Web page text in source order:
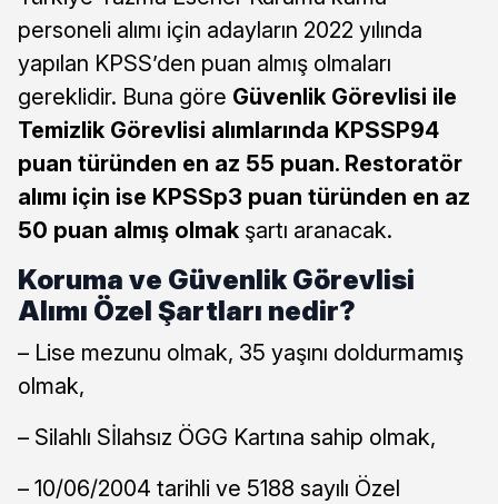
personeli alımı için adayların 2022 yılında
yapılan KPSS’den puan almış olmaları
gereklidir. Buna göre Güvenlik Görevlisi ile
Temizlik Görevlisi alımlarında KPSSP94
puan türünden en az 55 puan. Restoratör
alımı için ise KPSSp3 puan türünden en az
50 puan almış olmak şartı aranacak.
Koruma ve Güvenlik Görevlisi
Alımı Özel Şartları nedir?
– Lise mezunu olmak, 35 yaşını doldurmamış
olmak,
– Silahlı Sİlahsız ÖGG Kartına sahip olmak,
– 10/06/2004 tarihli ve 5188 sayılı Özel